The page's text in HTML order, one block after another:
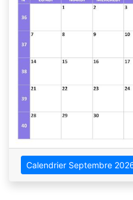
Calendrier Septembre